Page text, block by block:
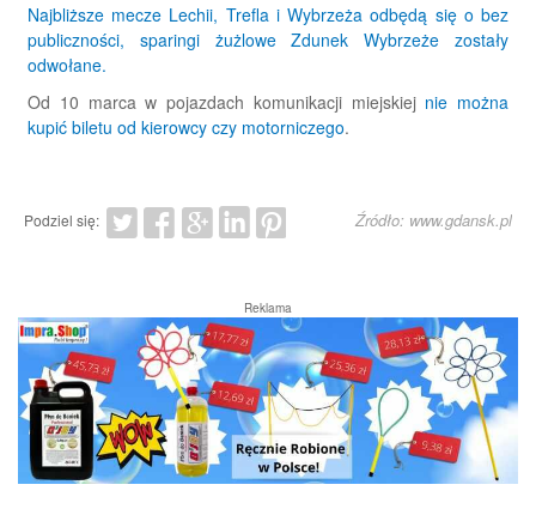
Najbliższe mecze Lechii, Trefla i Wybrzeża odbędą się o bez
publiczności, sparingi żużlowe Zdunek Wybrzeże zostały
odwołane.
Od 10 marca w pojazdach komunikacji miejskiej nie można
kupić biletu od kierowcy czy motorniczego.
Podziel się: Źródło: www.gdansk.pl
Reklama